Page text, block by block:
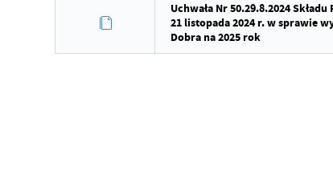
Uchwała Nr 50.29.8.2024
21 listopada 2024 r. w sprawie
Dobra na 2025 rok